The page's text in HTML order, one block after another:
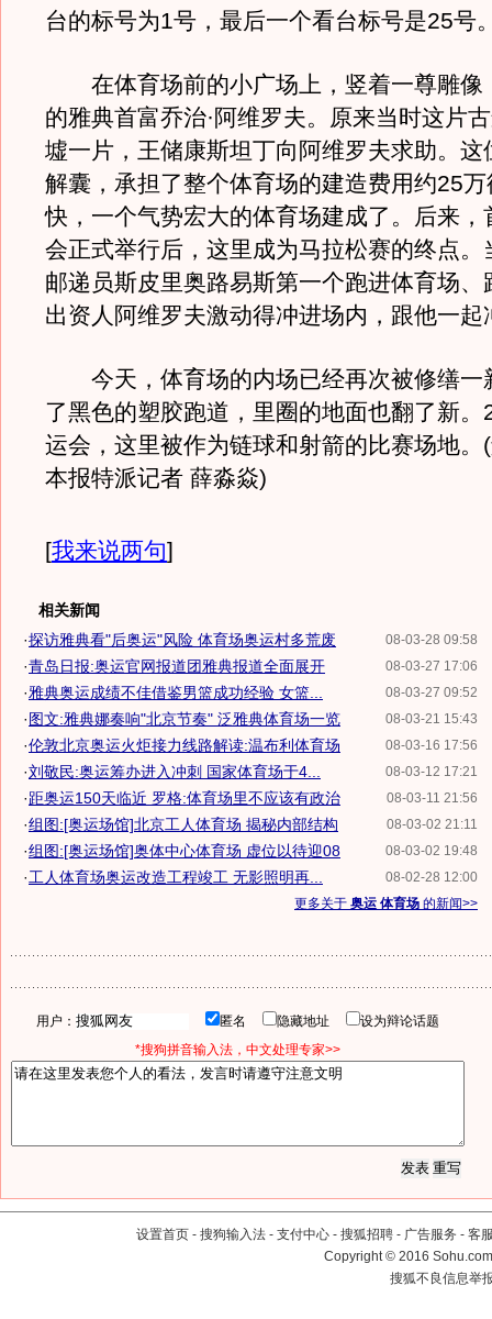
台的标号为1号，最后一个看台标号是25号
在体育场前的小广场上，竖着一尊雕像
的雅典首富乔治·阿维罗夫。原来当时这片
墟一片，王储康斯坦丁向阿维罗夫求助。这
解囊，承担了整个体育场的建造费用约25
快，一个气势宏大的体育场建成了。后来，
会正式举行后，这里成为马拉松赛的终点。
邮递员斯皮里奥路易斯第一个跑进体育场、
出资人阿维罗夫激动得冲进场内，跟他一起
今天，体育场的内场已经再次被修缮一
了黑色的塑胶跑道，里圈的地面也翻了新
运会，这里被作为链球和射箭的比赛场地。
本报特派记者 薛淼焱)
[我来说两句]
相关新闻
08-03-28 09:58
·探访雅典看"后奥运"风险 体育场奥运村多荒废
08-03-27 17:06
·青岛日报:奥运官网报道团雅典报道全面展开
08-03-27 09:52
·雅典奥运成绩不佳借鉴男篮成功经验 女篮...
08-03-21 15:43
·图文:雅典娜奏响"北京节奏" 泛雅典体育场一览
08-03-16 17:56
·伦敦北京奥运火炬接力线路解读:温布利体育场
08-03-12 17:21
·刘敬民:奥运筹办进入冲刺 国家体育场于4...
08-03-11 21:56
·距奥运150天临近 罗格:体育场里不应该有政治
08-03-02 21:11
·组图:[奥运场馆]北京工人体育场 揭秘内部结构
08-03-02 19:48
·组图:[奥运场馆]奥体中心体育场 虚位以待迎08
08-02-28 12:00
·工人体育场奥运改造工程竣工 无影照明再...
更多关于 奥运 体育场 的新闻>>
用户： 匿名 隐藏地址
设为辩论话题
*搜狗拼音输入法，中文处理专家>>
设置首页 - 搜狗输入法 - 支付中心 - 搜狐招聘 - 广告服务 - 客
Copyright©2016
搜狐不良信息举